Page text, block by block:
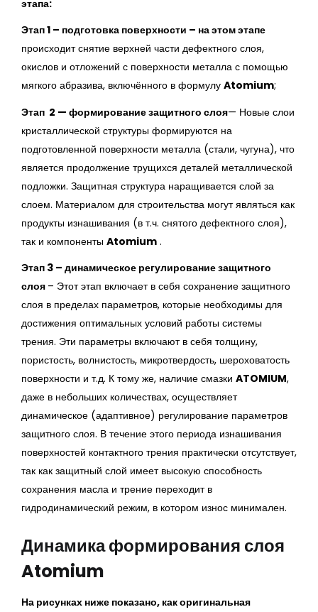
этапа:
Этап 1 – подготовка поверхности – на этом этапе
происходит снятие верхней части дефектного слоя,
окислов и отложений с поверхности металла с помощью
мягкого абразива, включённого в формулу Atomium;
Этап 2 — формирование защитного слоя— Новые слои
кристаллической структуры формируются на
подготовленной поверхности металла (стали, чугуна), что
является продолжение трущихся деталей металлической
подложки. Защитная структура наращивается слой за
слоем. Материалом для строительства могут являться как
продукты изнашивания (в т.ч. снятого дефектного слоя),
так и компоненты Atomium .
Этап 3 – динамическое регулирование защитного
слоя – Этот этап включает в себя сохранение защитного
слоя в пределах параметров, которые необходимы для
достижения оптимальных условий работы системы
трения. Эти параметры включают в себя толщину,
пористость, волнистость, микротвердость, шероховатость
поверхности и т.д. К тому же, наличие смазки ATOMIUM,
даже в небольших количествах, осуществляет
динамическое (адаптивное) регулирование параметров
защитного слоя. В течение этого периода изнашивания
поверхностей контактного трения практически отсутствует,
так как защитный слой имеет высокую способность
сохранения масла и трение переходит в
гидродинамический режим, в котором износ минимален.
Динамика формирования слоя
Atomium
На рисунках ниже показано, как оригинальная